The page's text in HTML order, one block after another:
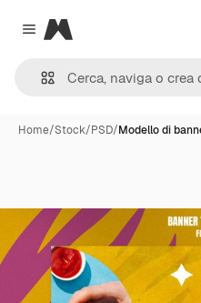
Close menu
Magnific
Home/Stock/PSD/Modello di